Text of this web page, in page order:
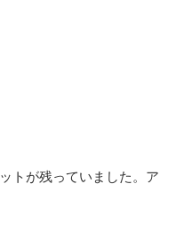
トが残っていました。ア